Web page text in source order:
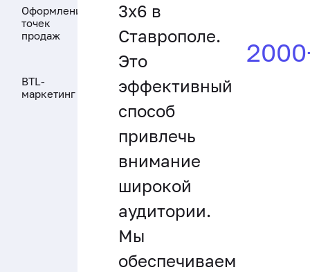
Оформление
точек
продаж
BTL-
маркетинг
3x6 в
Ставрополе.
Это
эффективный
способ
привлечь
внимание
широкой
аудитории.
Мы
обеспечиваем